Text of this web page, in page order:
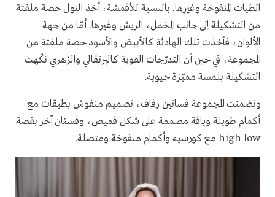
الطيات المنفوخة وغيرها. بالنسبة للأقمشة، أخذ التول حصة ملفتة
من التشكيلة إلى جانب المخمل، الريش وغيرها. أمّا من جهة
الألوان، فأخذت تلك الهادئة كالأبيض والأسود حصة ملفتة من
المجموعة، في حين أن التدرّجات القوية كالبرتقالي والزهري نكّهت
التشكيلة بلمسة مميّزة حيوية.
وتضمنت المجموعة فساتين زفاف، تصميم منفوش بطبقات مع
أكمام طويلة وياقة مصممة على شكل قميص، وفستان آخر بقصة
high low مع كورسيه وأكمام منفوخة ومتصلة.